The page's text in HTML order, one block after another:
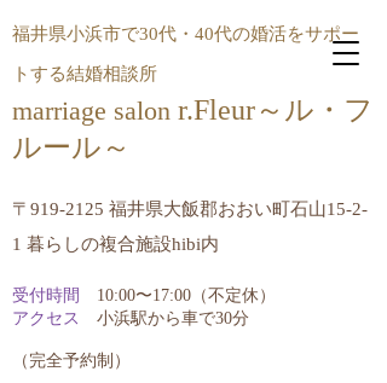
福井県小浜市で30代・40代の婚活をサポー
トする結婚相談所
marriage salon r.Fleur～ル・フ
ルール​～
〒919-2125 福井県大飯郡おおい町石山15-2-
1 暮らしの複合施設hibi内
受付時間
10:00〜17:00（不定休）
アクセス
小浜駅から車で30分
​（完全予約制）